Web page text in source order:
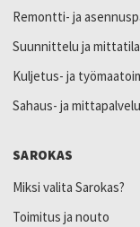
Remontti- ja
Suunnittelu ja
Kuljetus- ja
Sahaus- ja
SAROKAS
Miksi valita Sarokas?
Toimitus ja nouto